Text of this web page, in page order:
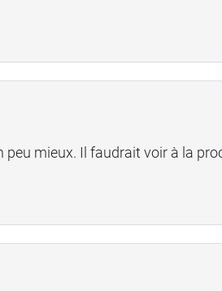
mieux. Il faudrait voir à la